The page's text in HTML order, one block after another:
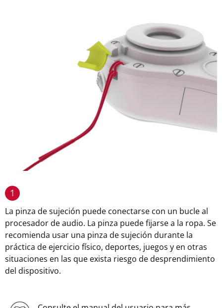
1
La pinza de sujeción puede conectarse con un bucle al
procesador de audio. La pinza puede fijarse a la ropa. Se
recomienda usar una pinza de sujeción durante la
práctica de ejercicio físico, deportes, juegos y en otras
situaciones en las que exista riesgo de desprendimiento
del dispositivo.